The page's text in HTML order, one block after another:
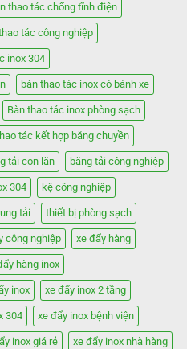
thao tác chống tĩnh điện
tác công nghiệp
inox 304
bàn thao tác inox có bánh xe
Bàn thao tác inox phòng sạch
tác kết hợp băng chuyền
tải con lăn băng tải công nghiệp
304 kệ công nghiệp
tải thiết bị phòng sạch
công nghiệp xe đẩy hàng
hàng inox
inox xe đẩy inox 2 tầng
304 xe đẩy inox bệnh viện
inox giá rẻ xe đẩy inox nhà hàng